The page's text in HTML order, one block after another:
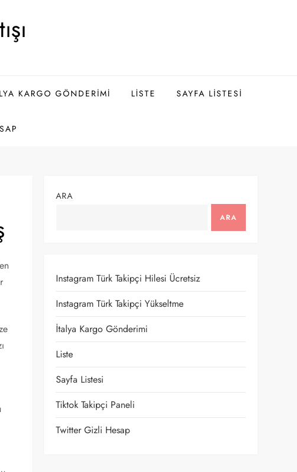
KARGO GÖNDERIMI LISTE SAYFA LISTESI
ARA
ARA
Instagram Türk Takipçi Hilesi Ücretsiz
Instagram Türk Takipçi Yükseltme
İtalya Kargo Gönderimi
Liste
Sayfa Listesi
Tiktok Takipçi Paneli
Twitter Gizli Hesap